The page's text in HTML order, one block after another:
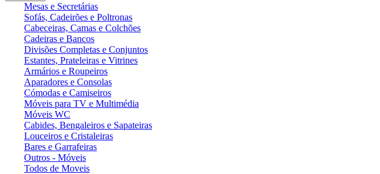
Mesas e Secretárias
Sofás, Cadeirões e Poltronas
Cabeceiras, Camas e Colchões
Cadeiras e Bancos
Divisões Completas e Conjuntos
Estantes, Prateleiras e Vitrines
Armários e Roupeiros
Aparadores e Consolas
Cómodas e Camiseiros
Móveis para TV e Multimédia
Móveis WC
Cabides, Bengaleiros e Sapateiras
Louceiros e Cristaleiras
Bares e Garrafeiras
Outros - Móveis
Todos de Moveis